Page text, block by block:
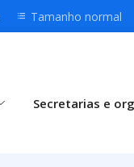
Tamanho normal
Secretarias e